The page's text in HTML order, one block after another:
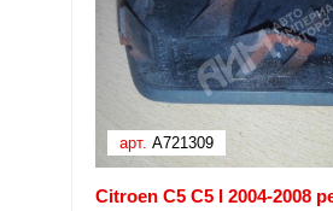
арт. A721309
Citroen C5 C5 I 2004-2008